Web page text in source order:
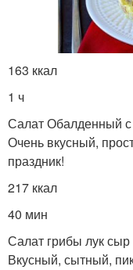
163 ккал
1 ч
Салат Обалденный с
Очень вкусный,
праздник!
217 ккал
40 мин
Салат грибы лук сыр
Вкусный, сытный,